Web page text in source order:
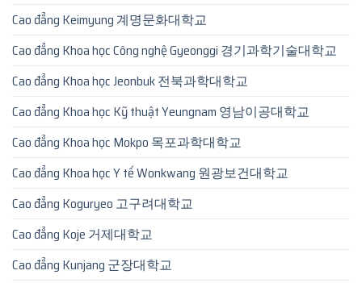
Cao đẳng Keimyung 계명문화대학교
Cao đẳng Khoa học Công nghệ Gyeonggi 경기과학기술대학교
Cao đẳng Khoa học Jeonbuk 전북과학대학교
Cao đẳng Khoa học Kỹ thuật Yeungnam 영남이공대학교
Cao đẳng Khoa học Mokpo 목포과학대학교
Cao đẳng Khoa học Y tế Wonkwang 원광보건대학교
Cao đẳng Koguryeo 고구려대학교
Cao đẳng Koje 거제대학교
Cao đẳng Kunjang 군장대학교